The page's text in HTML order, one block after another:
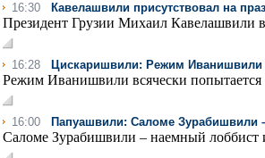
16:30 Кавелашвили присутствовал на
Президент Грузии Михаил Кавелашвили
16:28 Цискаришвили: Режим Иванишвили
Режим Иванишвили всячески попытается
16:00 Папуашвили: Саломе Зурабишвили
Саломе Зурабишвили – наемный